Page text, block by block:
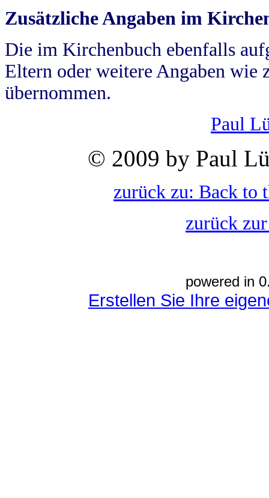
Zusätzliche Angaben im
Die im Kirchenbuch ebenfalls
Eltern oder weitere Angaben wie
übernommen.
Paul
© 2009 by Paul
zurück zu: Back to
zurück
powered in
Erstellen Sie Ihre